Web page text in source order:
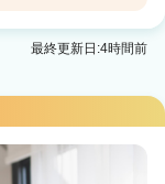
最終更新日:4時間前